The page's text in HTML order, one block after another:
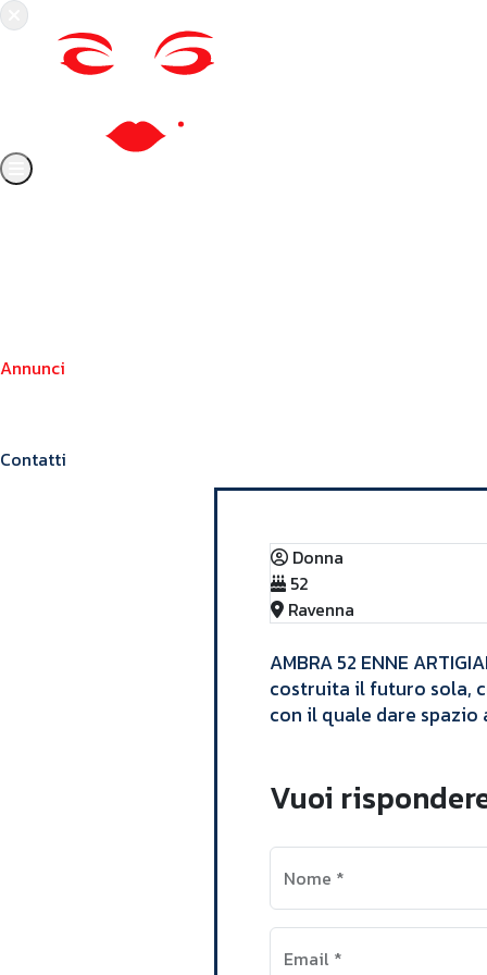
Annunci
Contatti
Donna
52
Ravenna
AMBRA 52 ENNE
costruita il futuro sola,
con il quale dare
Vuoi
Nome *
Email *